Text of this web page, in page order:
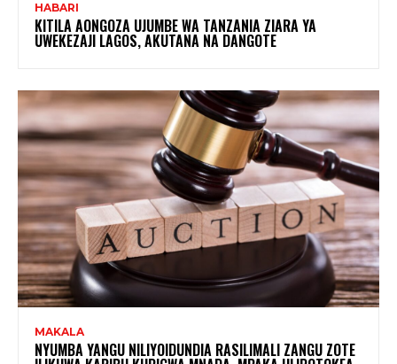
HABARI
KITILA AONGOZA UJUMBE WA TANZANIA ZIARA YA
UWEKEZAJI LAGOS, AKUTANA NA DANGOTE
MAKALA
NYUMBA YANGU NILIYOIDUNDIA RASILIMALI ZANGU ZOTE